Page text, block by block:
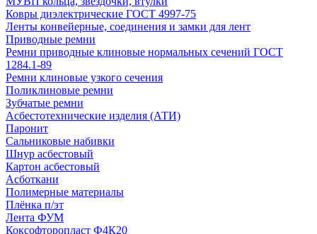
Ковры диэлектрические ГОСТ 4997-75
Ленты конвейерные, соединения и замки для лент
Приводные ремни
Ремни приводные клиновые нормальных сечений ГОСТ
1284.1-89
Ремни клиновые узкого сечения
Поликлиновые ремни
Зубчатые ремни
Асбестотехнические изделия (АТИ)
Паронит
Сальниковые набивки
Шнур асбестовый
Картон асбестовый
Асботкани
Полимерные материалы
Плёнка п/эт
Лента ФУМ
Коксофторопласт Ф4К20